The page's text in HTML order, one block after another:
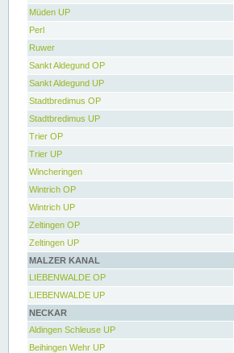
Müden UP
Perl
Ruwer
Sankt Aldegund OP
Sankt Aldegund UP
Stadtbredimus OP
Stadtbredimus UP
Trier OP
Trier UP
Wincheringen
Wintrich OP
Wintrich UP
Zeltingen OP
Zeltingen UP
MALZER KANAL
LIEBENWALDE OP
LIEBENWALDE UP
NECKAR
Aldingen Schleuse UP
Beihingen Wehr UP